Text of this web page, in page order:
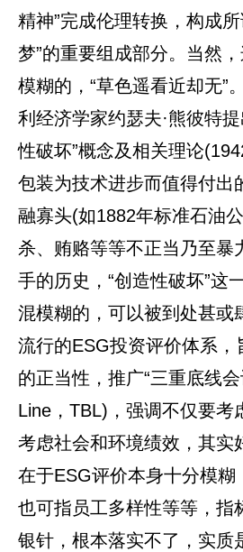
精神”完成伦理转换，构成
梦”的重要组成部分。当然
模糊的，“草色遥看近却无”
利经济学家约瑟夫·熊彼特
性破坏”概念及相关理论
包装为技术进步而值得付出
融寡头(如1882年标准石油
杀、贿赂等等不正当乃至暴
手的历史，“创造性破坏”这
混模糊的，可以被到处甚或
流行的ESG投资评价体系，
的正当性，推广“三重底线
Line，TBL)，强调不仅要考
考虑社会和环境绩效，其实
在于ESG评价本身十分模糊
也可指员工多样性等等，指
银针，根本落实不了，实质